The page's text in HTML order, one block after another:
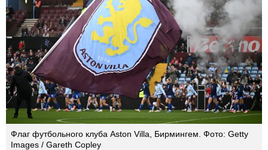
Флаг футбольного клуба Aston Villa, Бирмингем. Фото: Getty
Images / Gareth Copley